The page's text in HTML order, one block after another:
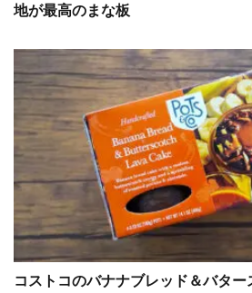
地が最高のまな板
コストコのバナナブレッド＆バタ